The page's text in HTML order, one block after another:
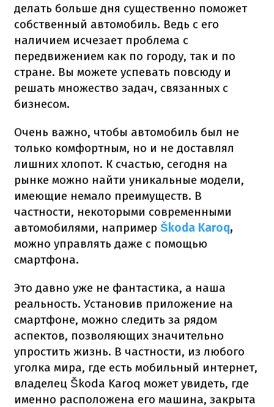
делать больше дня существенно поможет
собственный автомобиль. Ведь с его
наличием исчезает проблема с
передвижением как по городу, так и по
стране. Вы можете успевать повсюду и
решать множество задач, связанных с
бизнесом.
Очень важно, чтобы автомобиль был не
только комфортным, но и не доставлял
лишних хлопот. К счастью, сегодня на
рынке можно найти уникальные модели,
имеющие немало преимуществ. В
частности, некоторыми современными
автомобилями, например Škoda Karoq,
можно управлять даже с помощью
смартфона.
Это давно уже не фантастика, а наша
реальность. Установив приложение на
смартфоне, можно следить за рядом
аспектов, позволяющих значительно
упростить жизнь. В частности, из любого
уголка мира, где есть мобильный интернет,
владелец Škoda Karoq может увидеть, где
именно расположена его машина, закрыта